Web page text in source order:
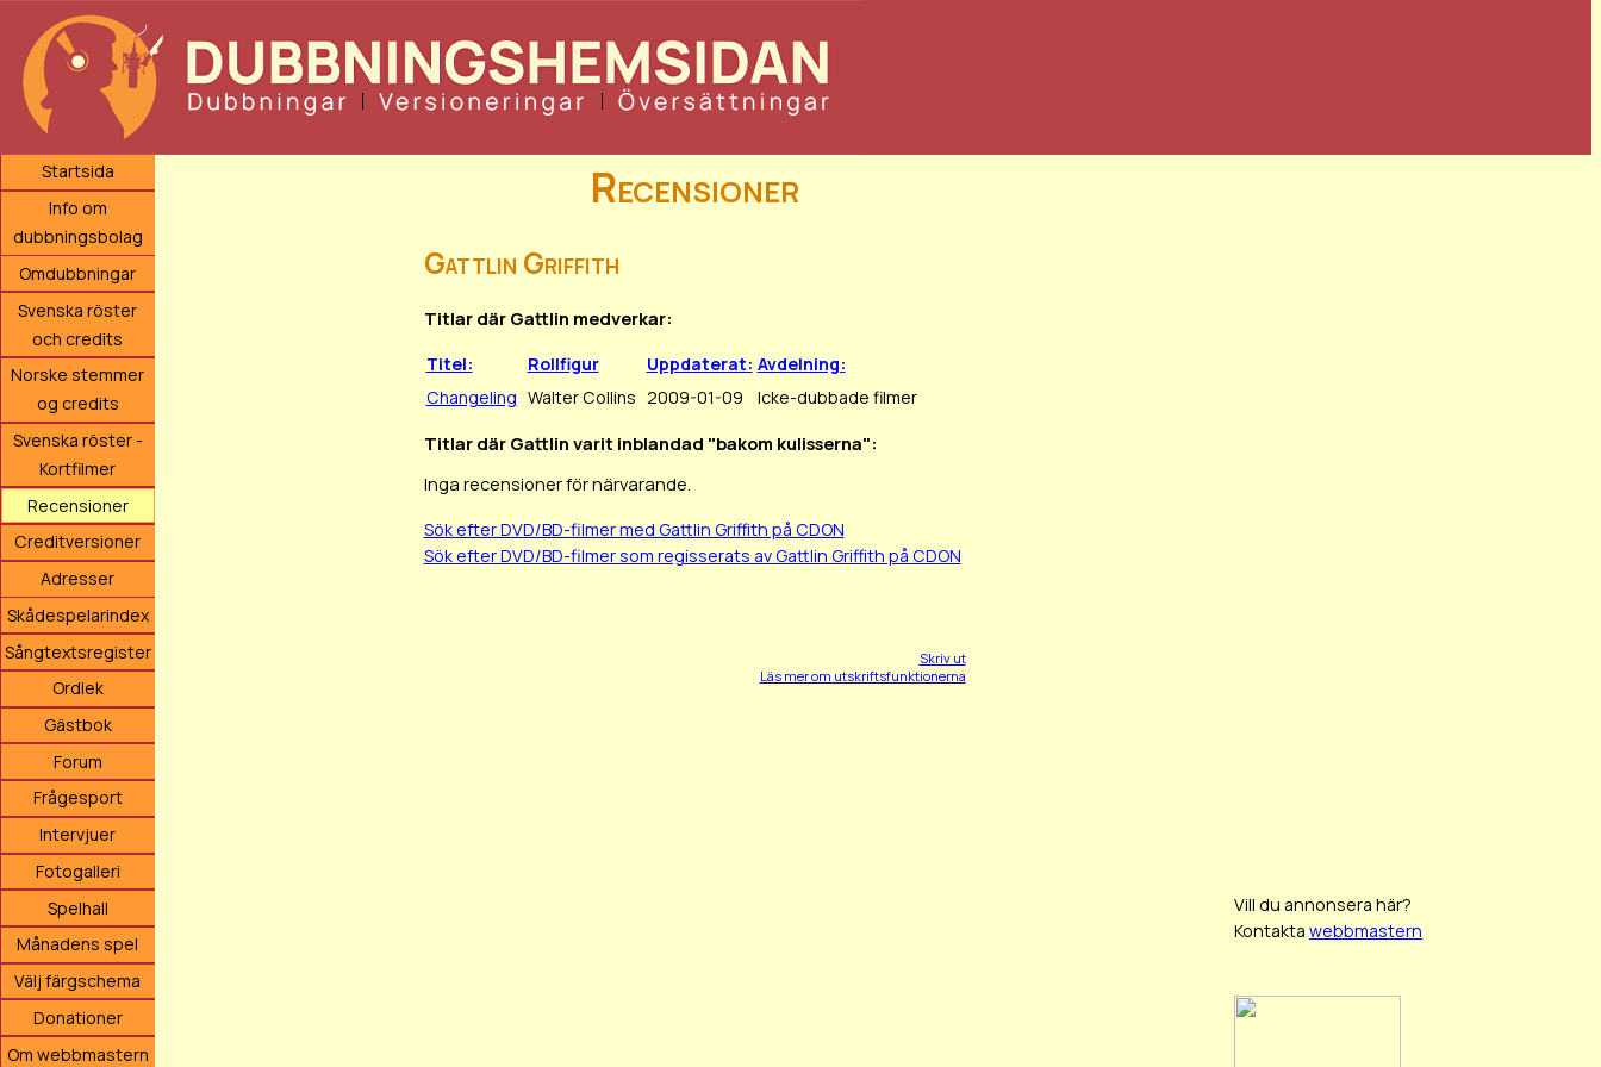
Startsida
Info om
dubbningsbolag
Omdubbningar
Svenska röster
och credits
Norske stemmer
og credits
Svenska röster -
Kortfilmer
Recensioner
Creditversioner
Adresser
Skådespelarindex
Sångtextsregister
Ordlek
Gästbok
Forum
Frågesport
Intervjuer
Fotogalleri
Spelhall
Månadens spel
Välj färgschema
Donationer
Om webbmastern
Recensioner
Gattlin Griffith
Titlar där Gattlin medverkar:
Titel: Rollfigur Uppdaterat: Avdelning:
Changeling Walter Collins 2009-01-09 Icke-dubbade filmer
Titlar där Gattlin varit inblandad "bakom kulisserna":
Inga recensioner för närvarande.
Sök efter DVD/BD-filmer med Gattlin Griffith på CDON
Sök efter DVD/BD-filmer som regisserats av Gattlin Griffith på CDON
Skriv ut
Läs mer om utskriftsfunktionerna
Vill du annonsera här?
Kontakta webbmastern